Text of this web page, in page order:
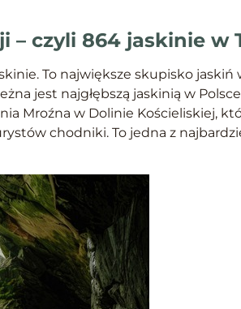
– czyli 864 jaskinie w
To największe skupisko
jest najgłębszą jaskinią w
Mroźna w Dolinie Kościeliskiej,
chodniki. To jedna z